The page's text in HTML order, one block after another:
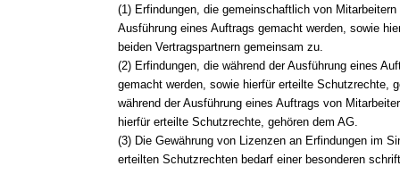
(1) Erfindungen, die gemeinschaftlich von
Ausführung eines Auftrags gemacht werden, sowie
beiden Vertragspartnern gemeinsam zu.
(2) Erfindungen, die während der Ausführung eines
gemacht werden, sowie hierfür erteilte Schutzrechte,
während der Ausführung eines Auftrags von
hierfür erteilte Schutzrechte, gehören dem AG.
(3) Die Gewährung von Lizenzen an Erfindungen im
erteilten Schutzrechten bedarf einer besonderen